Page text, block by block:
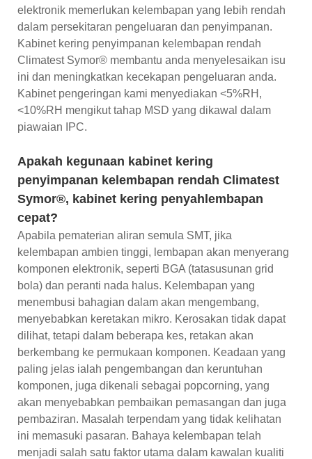
elektronik memerlukan kelembapan yang lebih rendah
dalam persekitaran pengeluaran dan penyimpanan.
Kabinet kering penyimpanan kelembapan rendah
Climatest Symor® membantu anda menyelesaikan isu
ini dan meningkatkan kecekapan pengeluaran anda.
Kabinet pengeringan kami menyediakan <5%RH,
<10%RH mengikut tahap MSD yang dikawal dalam
piawaian IPC.
Apakah kegunaan kabinet kering
penyimpanan kelembapan rendah Climatest
Symor®, kabinet kering penyahlembapan
cepat?
Apabila pematerian aliran semula SMT, jika
kelembapan ambien tinggi, lembapan akan menyerang
komponen elektronik, seperti BGA (tatasusunan grid
bola) dan peranti nada halus. Kelembapan yang
menembusi bahagian dalam akan mengembang,
menyebabkan keretakan mikro. Kerosakan tidak dapat
dilihat, tetapi dalam beberapa kes, retakan akan
berkembang ke permukaan komponen. Keadaan yang
paling jelas ialah pengembangan dan keruntuhan
komponen, juga dikenali sebagai popcorning, yang
akan menyebabkan pembaikan pemasangan dan juga
pembaziran. Masalah terpendam yang tidak kelihatan
ini memasuki pasaran. Bahaya kelembapan telah
menjadi salah satu faktor utama dalam kawalan kualiti